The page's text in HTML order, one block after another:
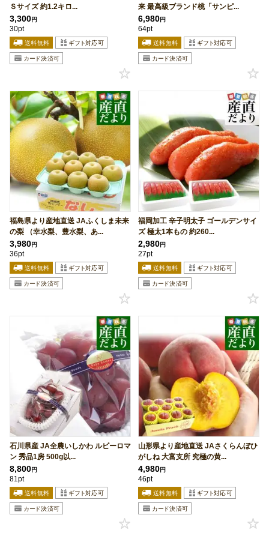
Ｓサイズ 約1.2キロ...
3,300円
30pt
来 最高級ブランド桃「サンピ...
6,980円
64pt
福島県より産地直送 JAふくしま未来
の梨 （幸水梨、豊水梨、あ...
3,980円
36pt
福岡加工 辛子明太子 ゴールデンサイ
ズ 極太1本もの 約260...
2,980円
27pt
石川県産 JA全農いしかわ ルビーロマ
ン 秀品1房 500g以...
8,800円
81pt
山形県より産地直送 JAさくらんぼひ
がしね 大富支所 究極の黄...
4,980円
46pt